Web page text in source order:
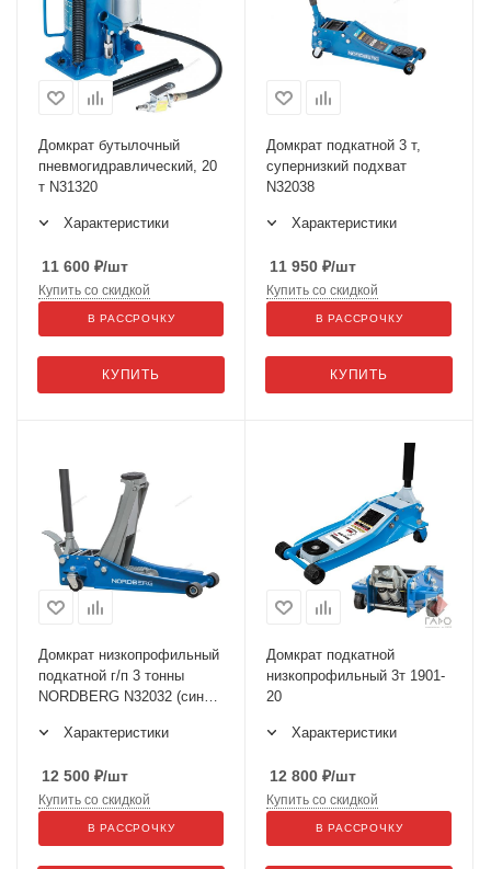
Домкрат бутылочный
пневмогидравлический, 20
т N31320
Характеристики
11 600 ₽/шт
КУПИТЬ
Купить со скидкой
В РАССРОЧКУ
Домкрат подкатной 3 т,
супернизкий подхват
N32038
Характеристики
11 950 ₽/шт
КУПИТЬ
Купить со скидкой
В РАССРОЧКУ
Домкрат низкопрофильный
подкатной г/п 3 тонны
NORDBERG N32032 (синий/
Характеристики
12 500 ₽/шт
Купить со скидкой
В РАССРОЧКУ
Домкрат подкатной
низкопрофильный 3т 1901-
20
Характеристики
12 800 ₽/шт
Купить со скидкой
В РАССРОЧКУ